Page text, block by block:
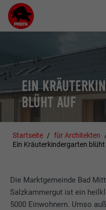
EIN
BLÜHT AUF
Startseite für Architekten
Ein Kräuterkindergarten
Die Marktgemeinde Bad
Salzkammergut ist ein
5000 Einwohnern. Umso